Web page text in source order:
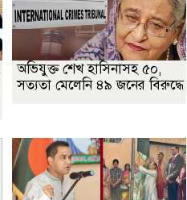
অভিযুক্ত শেখ হাসিনাসহ ৫০,
সত্যতা মেলেনি ৪৯ জনের বিরুদ্ধে